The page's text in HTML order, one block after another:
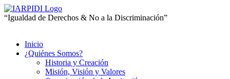
“Igualdad de Derechos & No a la Discriminación”
Inicio
¿Quiénes Somos?
Historia y Creación
Misión, Visión y Valores